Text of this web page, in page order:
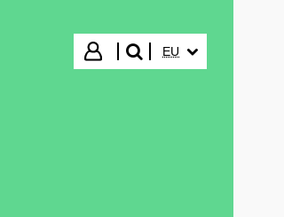
Hasi saioa
bilatu"
EU